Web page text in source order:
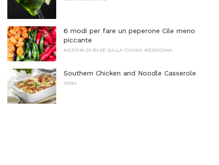
6 modi per fare un peperone Cile meno
piccante
NOZIONI DI BASE SULLA CUCINA MESSICANA
Southern Chicken and Noodle Casserole
CENA